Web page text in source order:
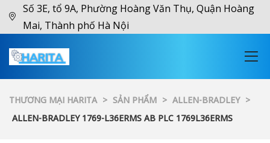
Số 3E, tổ 9A, Phường Hoàng Văn Thụ, Quận Hoàng
Mai, Thành phố Hà Nội
THƯƠNG MẠI HARITA > SẢN PHẨM > ALLEN-BRADLEY >
ALLEN-BRADLEY 1769-L36ERMS AB PLC 1769L36ERMS